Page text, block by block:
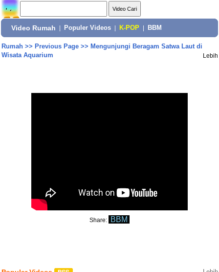
Video Rumah Populer Videos K-POP BBM
Rumah>> Previous Page>> Mengunjungi Beragam Satwa Laut di
Wisata Aquarium
Lebih
Share: BBM